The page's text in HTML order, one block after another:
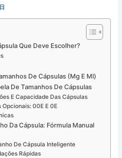
Que Deve Escolher?
De Cápsulas (mg E Ml)
De Tamanhos De Cápsulas
E Capacidade Das Cápsulas
00E E 0E
Da Cápsula: Fórmula Manual
De Cápsula Inteligente
Rápidas